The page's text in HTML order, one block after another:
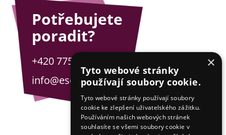
Potřebujete
poradit?
+420 775 201 001
info@esejfy.net
×
Tyto webové stránky
používají soubory cookie.
Tyto webové stránky používají soubory
cookie ke zlepšení uživatelského zážitku.
Používáním našich webových stránek
souhlasíte se všemi soubory cookie v